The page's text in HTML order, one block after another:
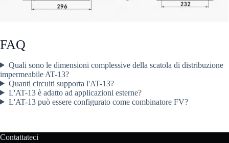
FAQ
Quali sono le dimensioni complessive della scatola di distribuzione
impermeabile AT-13?
Quanti circuiti supporta l'AT-13?
L'AT-13 è adatto ad applicazioni esterne?
L'AT-13 può essere configurato come combinatore FV?
Contattateci